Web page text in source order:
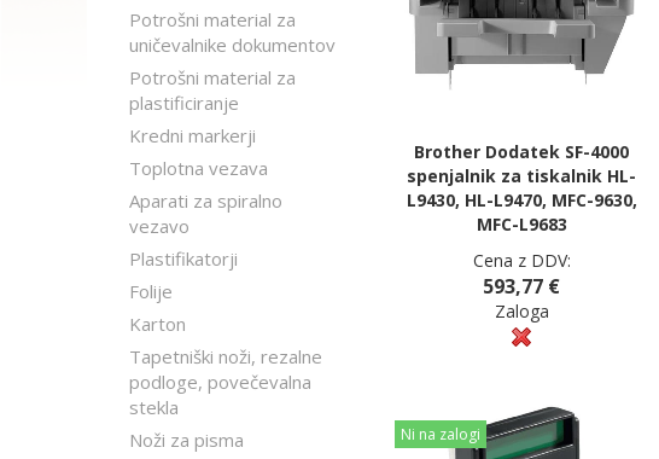
Potrošni material za
uničevalnike dokumentov
Potrošni material za
plastificiranje
Kredni markerji
Toplotna vezava
Aparati za spiralno
vezavo
Plastifikatorji
Folije
Karton
Tapetniški noži, rezalne
podloge, povečevalna
stekla
Noži za pisma
Brother Dodatek SF-4000
spenjalnik za tiskalnik HL-
L9430, HL-L9470, MFC-9630,
MFC-L9683
Cena z DDV:
593,77 €
Zaloga
Ni na zalogi